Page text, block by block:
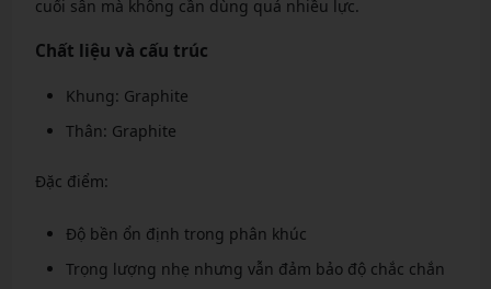
cuối sân mà không cần dùng quá nhiều lực.
Chất liệu và cấu trúc
Khung: Graphite
Thân: Graphite
Đặc điểm:
Độ bền ổn định trong phân khúc
Trọng lượng nhẹ nhưng vẫn đảm bảo độ chắc chắn